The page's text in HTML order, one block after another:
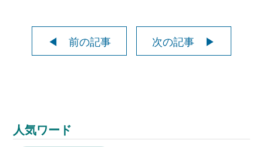
◀ 前の記事 次の記事 ▶
人気ワード